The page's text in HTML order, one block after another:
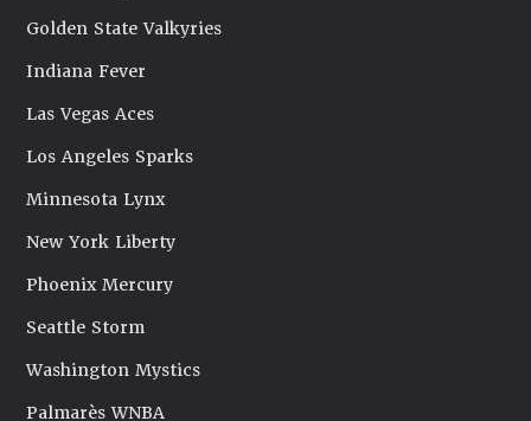
Golden State Valkyries
Indiana Fever
Las Vegas Aces
Los Angeles Sparks
Minnesota Lynx
New York Liberty
Phoenix Mercury
Seattle Storm
Washington Mystics
Palmarès WNBA